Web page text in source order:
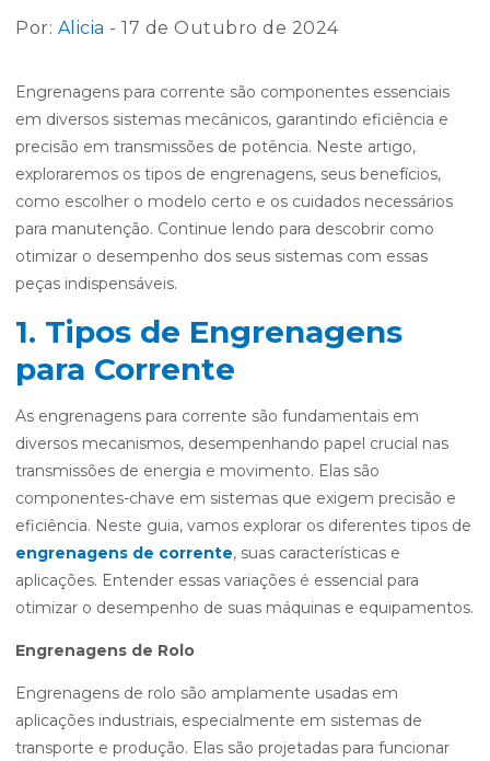
Por: Alicia - 17 de Outubro de 2024
Engrenagens para corrente são componentes essenciais
em diversos sistemas mecânicos, garantindo eficiência e
precisão em transmissões de potência. Neste artigo,
exploraremos os tipos de engrenagens, seus benefícios,
como escolher o modelo certo e os cuidados necessários
para manutenção. Continue lendo para descobrir como
otimizar o desempenho dos seus sistemas com essas
peças indispensáveis.
1. Tipos de Engrenagens
para Corrente
As engrenagens para corrente são fundamentais em
diversos mecanismos, desempenhando papel crucial nas
transmissões de energia e movimento. Elas são
componentes-chave em sistemas que exigem precisão e
eficiência. Neste guia, vamos explorar os diferentes tipos de
engrenagens de corrente, suas características e
aplicações. Entender essas variações é essencial para
otimizar o desempenho de suas máquinas e equipamentos.
Engrenagens de Rolo
Engrenagens de rolo são amplamente usadas em
aplicações industriais, especialmente em sistemas de
transporte e produção. Elas são projetadas para funcionar